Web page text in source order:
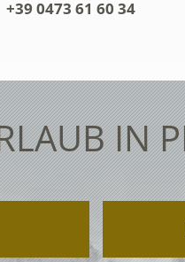
+39 0473 61 60 34
IN